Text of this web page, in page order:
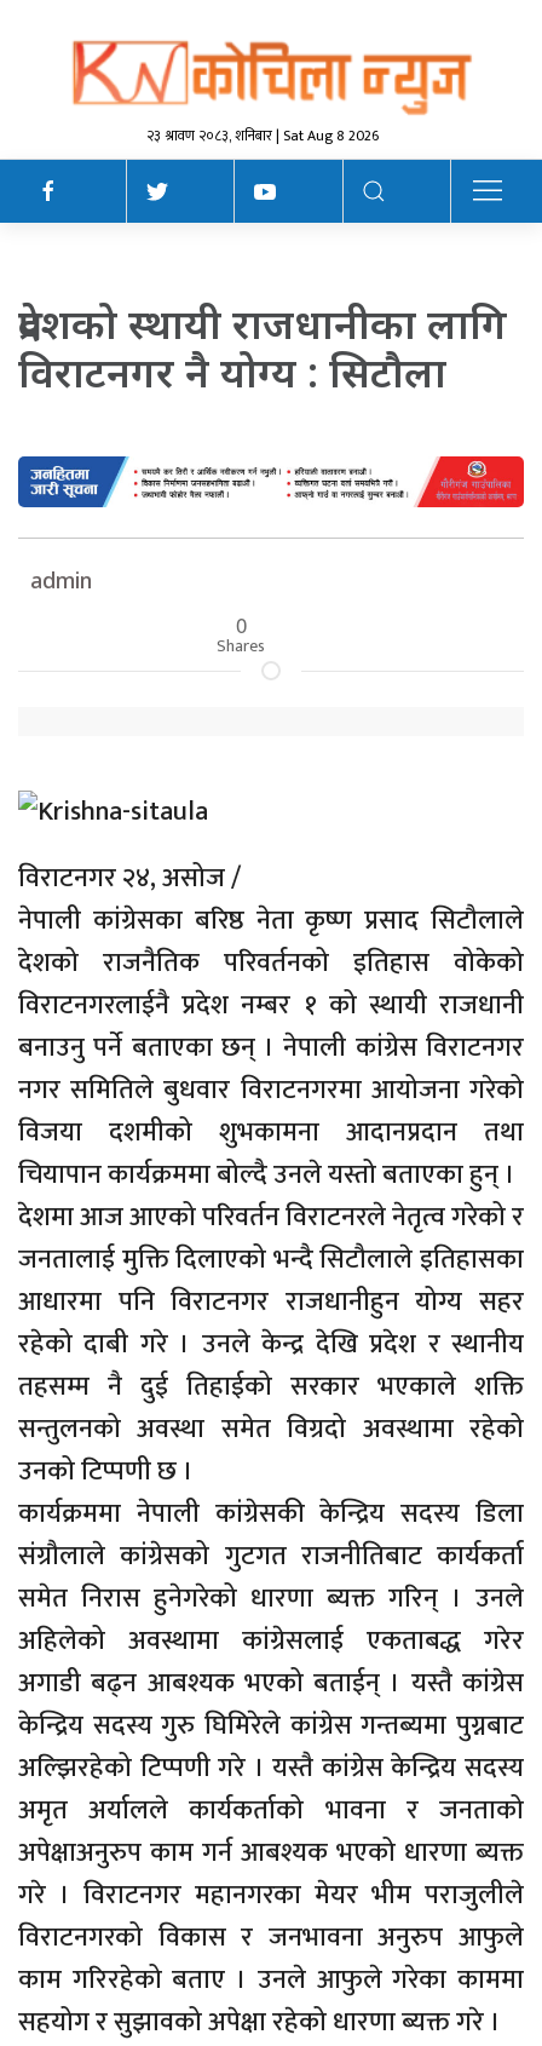
२३ श्रावण २०८३, शनिबार | Sat Aug 8 2026
प्रदेशको स्थायी राजधानीका लागि
विराटनगर नै योग्य : सिटौला
admin
0
Shares
विराटनगर २४, असोज /
नेपाली कांग्रेसका बरिष्ठ नेता कृष्ण प्रसाद सिटौलाले
देशको राजनैतिक परिवर्तनको इतिहास वोकेको
विराटनगरलाईनै प्रदेश नम्बर १ को स्थायी राजधानी
बनाउनु पर्ने बताएका छन् । नेपाली कांग्रेस विराटनगर
नगर समितिले बुधवार विराटनगरमा आयोजना गरेको
विजया दशमीको शुभकामना आदानप्रदान तथा
चियापान कार्यक्रममा बोल्दै उनले यस्तो बताएका हुन् ।
देशमा आज आएको परिवर्तन विराटनरले नेतृत्व गरेको र
जनतालाई मुक्ति दिलाएको भन्दै सिटौलाले इतिहासका
आधारमा पनि विराटनगर राजधानीहुन योग्य सहर
रहेको दाबी गरे । उनले केन्द्र देखि प्रदेश र स्थानीय
तहसम्म नै दुई तिहाईको सरकार भएकाले शक्ति
सन्तुलनको अवस्था समेत विग्रदो अवस्थामा रहेको
उनको टिप्पणी छ ।
कार्यक्रममा नेपाली कांग्रेसकी केन्द्रिय सदस्य डिला
संग्रौलाले कांग्रेसको गुटगत राजनीतिबाट कार्यकर्ता
समेत निरास हुनेगरेको धारणा ब्यक्त गरिन् । उनले
अहिलेको अवस्थामा कांग्रेसलाई एकताबद्ध गरेर
अगाडी बढ्न आबश्यक भएको बताईन् । यस्तै कांग्रेस
केन्द्रिय सदस्य गुरु घिमिरेले कांग्रेस गन्तब्यमा पुग्नबाट
अल्झिरहेको टिप्पणी गरे । यस्तै कांग्रेस केन्द्रिय सदस्य
अमृत अर्यालले कार्यकर्ताको भावना र जनताको
अपेक्षाअनुरुप काम गर्न आबश्यक भएको धारणा ब्यक्त
गरे । विराटनगर महानगरका मेयर भीम पराजुलीले
विराटनगरको विकास र जनभावना अनुरुप आफुले
काम गरिरहेको बताए । उनले आफुले गरेका काममा
सहयोग र सुझावको अपेक्षा रहेको धारणा ब्यक्त गरे ।